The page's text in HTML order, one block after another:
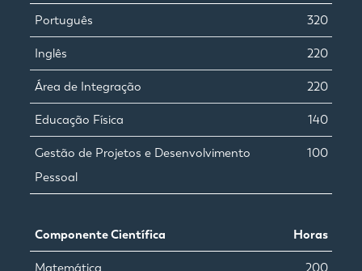
Português 320
Inglês 220
Área de Integração 220
Educação Física 140
Gestão de Projetos e Desenvolvimento
Pessoal
100
Componente Científica Horas
Matemática 200